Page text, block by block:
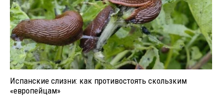
Испанские слизни: как противостоять скользким
«европейцам»